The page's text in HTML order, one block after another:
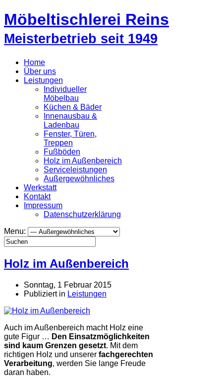
Möbeltischlerei Reins
Meisterbetrieb seit 1949
Home
Über uns
Leistungen
Individueller
Möbelbau
Küchen & Bäder
Innenausbau &
Ladenbau
Fenster, Türen,
Treppen
Fußböden
Holz im Außenbereich
Serviceleistungen
Außergewöhnliches
Werkstatt
Kontakt
Impressum
Datenschutzerklärung
Menu:
Holz im Außenbereich
Sonntag, 1 Februar 2015
Publiziert in Leistungen
Auch im Außenbereich macht Holz eine
gute Figur … Den Einsatzmöglichkeiten
sind kaum Grenzen gesetzt. Mit dem
richtigen Holz und unserer fachgerechten
Verarbeitung, werden Sie lange Freude
daran haben.